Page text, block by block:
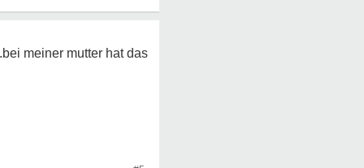
meiner mutter hat das